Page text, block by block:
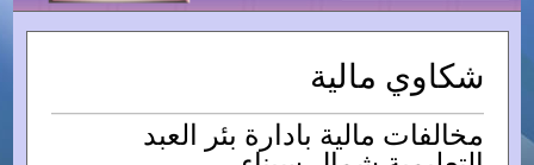
شكاوي مالية
مخالفات مالية بادارة بئر العبد